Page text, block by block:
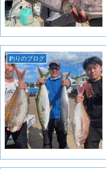
釣りのブログ